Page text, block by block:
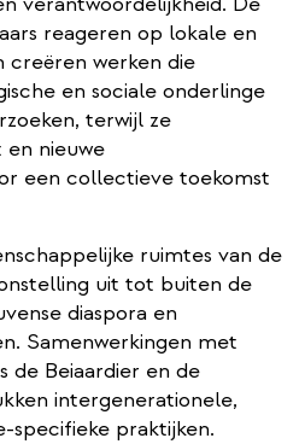
reageren op lokale en
creëren werken die
en sociale onderlinge
terwijl ze
nieuwe
een collectieve toekomst
ruimtes van de
uit tot buiten de
diaspora en
Samenwerkingen met
de Beiaardier en de
intergenerationele,
specifieke praktijken.